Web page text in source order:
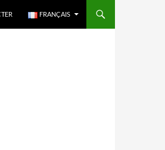
FRANÇAIS